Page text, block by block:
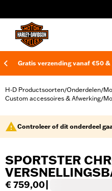
Gratis verzending vanaf €50
H-D Productsoorten/Onderdelen/
Custom accessoires & Afwerking/
Controleer of dit onderdeel
SPORTSTER
€ 759,00